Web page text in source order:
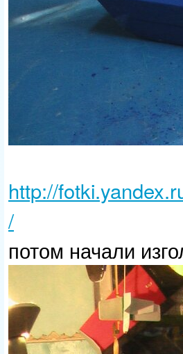
http://
/
потом начали